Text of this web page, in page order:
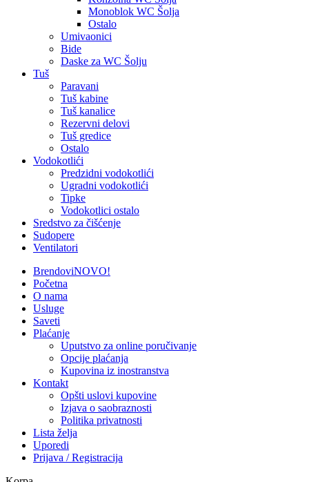
Monoblok WC Šolja
Ostalo
Umivaonici
Bide
Daske za WC Šolju
Tuš
Paravani
Tuš kabine
Tuš kanalice
Rezervni delovi
Tuš gredice
Ostalo
Vodokotlići
Predzidni vodokotlići
Ugradni vodokotlići
Tipke
Vodokotlici ostalo
Sredstvo za čišćenje
Sudopere
Ventilatori
BrendoviNOVO!
Početna
O nama
Usluge
Saveti
Plaćanje
Uputstvo za online poručivanje
Opcije plaćanja
Kupovina iz inostranstva
Kontakt
Opšti uslovi kupovine
Izjava o saobraznosti
Politika privatnosti
Lista želja
Uporedi
Prijava / Registracija